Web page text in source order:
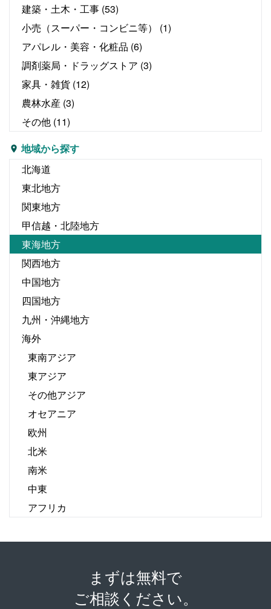
建築・土木・工事 (53)
小売（スーパー・コンビニ等）
(1)
アパレル・美容・化粧品 (6)
調剤薬局・ドラッグストア (3)
家具・雑貨 (12)
農林水産 (3)
その他 (11)
地域から探す
北海道
東北地方
関東地方
甲信越・北陸地方
東海地方
関西地方
中国地方
四国地方
九州・沖縄地方
海外
東南アジア
東アジア
その他アジア
オセアニア
欧州
北米
南米
中東
アフリカ
まずは無料で
ご相談ください。